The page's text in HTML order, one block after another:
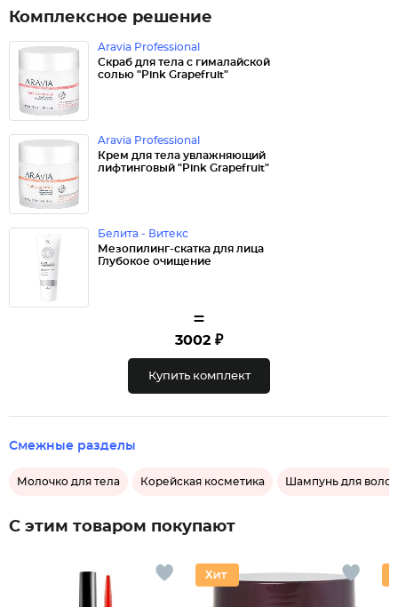
Комплексное решение
Aravia Professional
Скраб для тела с гималайской
солью "Pink Grapefruit"
Aravia Professional
Крем для тела увлажняющий
лифтинговый "Pink Grapefruit"
Белита - Витекс
Мезопилинг-скатка для лица
Глубокое очищение
=
3002 ₽
Купить комплект
Смежные разделы
Молочко для тела Корейская косметика Шампунь для волос
С этим товаром покупают